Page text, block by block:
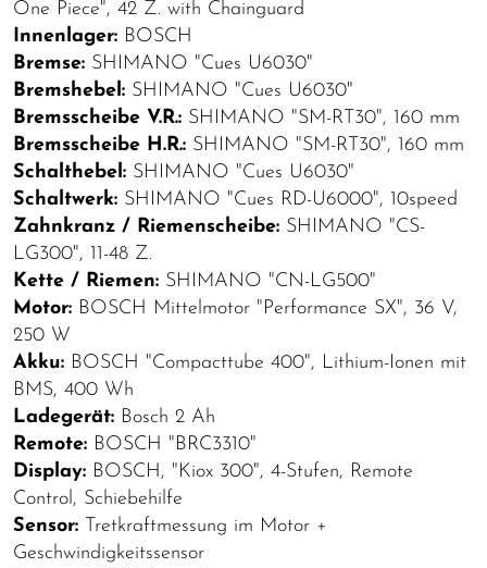
One Piece", 42 Z. with Chainguard
Innenlager: BOSCH
Bremse: SHIMANO "Cues U6030"
Bremshebel: SHIMANO "Cues U6030"
Bremsscheibe V.R.: SHIMANO "SM-RT30", 160 mm
Bremsscheibe H.R.: SHIMANO "SM-RT30", 160 mm
Schalthebel: SHIMANO "Cues U6030"
Schaltwerk: SHIMANO "Cues RD-U6000", 10speed
Zahnkranz / Riemenscheibe: SHIMANO "CS-
LG300", 11-48 Z.
Kette / Riemen: SHIMANO "CN-LG500"
Motor: BOSCH Mittelmotor "Performance SX", 36 V,
250 W
Akku: BOSCH "Compacttube 400", Lithium-Ionen mit
BMS, 400 Wh
Ladegerät: Bosch 2 Ah
Remote: BOSCH "BRC3310"
Display: BOSCH, "Kiox 300", 4-Stufen, Remote
Control, Schiebehilfe
Sensor: Tretkraftmessung im Motor +
Geschwindigkeitssensor